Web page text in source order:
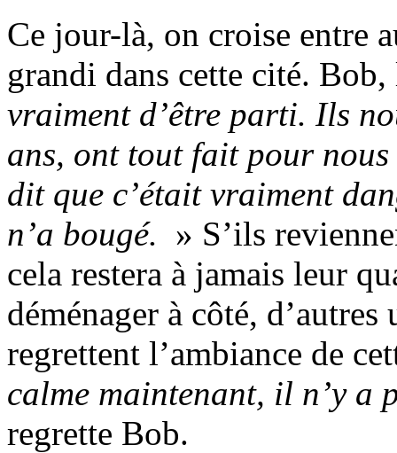
Ce jour-là, on croise entre
grandi dans cette cité.
vraiment d’être parti. Ils
ans, ont tout fait pour
dit que c’était vraiment
n’a bougé. » S’ils
cela restera à jamais leur
déménager à côté,
regrettent l’ambiance de
calme maintenant, il n’y a
regrette Bob.